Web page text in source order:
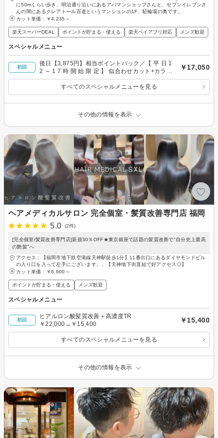
に50mくらい歩き、明治通り沿いにあるアパマンショップさんと、セブンイレブンさ
んの間にあるクレアトール百道というマンションの1F、駐輪場の奥です。
カット単価： ￥4,235～
楽天スーパーDEAL ポイントが貯まる・使える 楽天ペイアプリ対応 メンズ歓迎
スペシャルメニュー
初回
後日【3,875円】相当ポイントバック／【 平 日 1
2 ～ 1 7 時 開 始 限 定 】 似合わせカット+カラー
+トリートメント
￥17,050
すべてのスペシャルメニューを見る
その他の情報を表示
ヘアメディカルサロン 完全個室・髪質改善専門店 福岡
5.0
(2件)
[完全個室/髪質改善専門店]新規30％OFF★東京銀座で話題の髪質改善で"自分史上最高
の艶髪"へ
アクセス：【福岡市地下鉄空港線天神駅徒歩1分】11番出口にあるダイヤモンドビル
の入り口を入って左手にございます。、【天神地下街直結で好アクセス◎】
カット単価： ￥6,600～
ポイントが貯まる・使える メンズ歓迎
スペシャルメニュー
初回
ヒアルロン酸髪質改善＋高濃度TR
￥22,000→￥15,400
￥15,400
すべてのスペシャルメニューを見る
その他の情報を表示